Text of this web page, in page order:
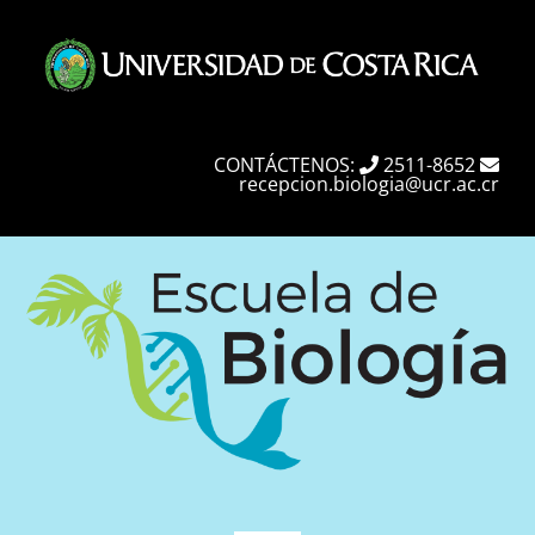
content
CONTÁCTENOS: 2511-8652
recepcion.biologia@ucr.ac.cr